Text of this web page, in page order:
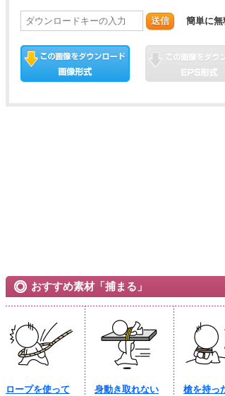
送信 簡単に無
おすすめ素材「捕まる」
ロープを使って
身動き取れない
槍を持っ